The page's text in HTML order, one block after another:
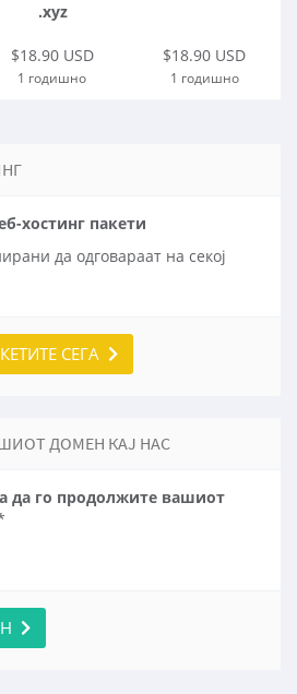
.xyz
$18.90 USD
1 годишно
$18.90 USD
1 годишно
хостинг пакети
да одговараат на секој
СЕГА
ДОМЕН КАЈ НАС
да го продолжите вашиот